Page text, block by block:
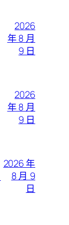
2026
年 8 月
9 日
2026
年 8 月
9 日
2026 年
8 月 9
日